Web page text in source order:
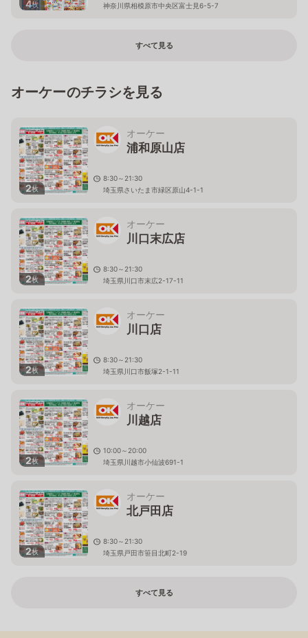
4枚
神奈川県相模原市中央区富士見6-5-7
すべて見る
オーケーのチラシを見る
2枚
オーケー
浦和原山店
8:30～21:30
埼玉県さいたま市緑区原山4-1-1
2枚
オーケー
川口末広店
8:30～21:30
埼玉県川口市末広2-17-11
2枚
オーケー
川口店
8:30～21:30
埼玉県川口市飯塚2-1-11
2枚
オーケー
川越店
10:00～20:00
埼玉県川越市小仙波691-1
2枚
オーケー
北戸田店
8:30～21:30
埼玉県戸田市笹目北町2-19
すべて見る